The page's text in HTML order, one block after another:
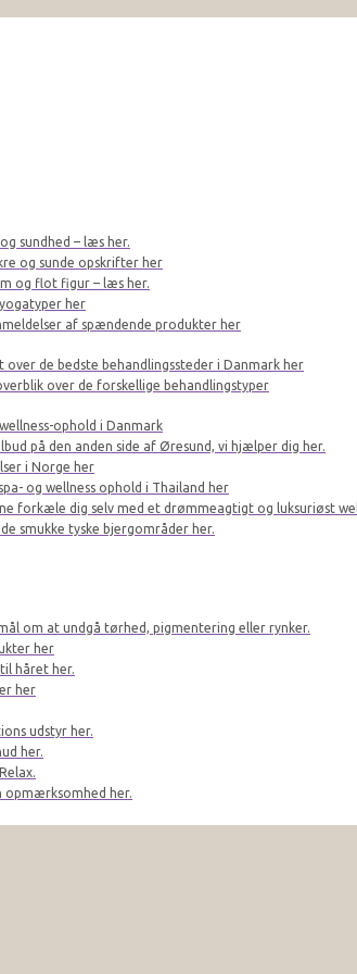
sundhed – læs her.
og sunde opskrifter her
og flot figur – læs her.
her
af spændende produkter her
over de bedste behandlingssteder i Danmark her
over de forskellige behandlingstyper
ophold i Danmark
på den anden side af Øresund, vi hjælper dig her.
i Norge her
og wellness ophold i Thailand her
forkæle dig selv med et drømmeagtigt og luksuriøst
smukke tyske bjergområder her.
om at undgå tørhed, pigmentering eller rynker.
her
håret her.
her
udstyr her.
her.
opmærksomhed her.